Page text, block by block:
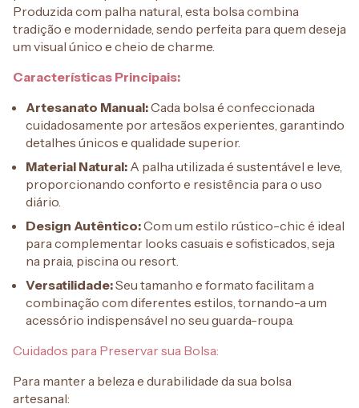
Produzida com palha natural, esta bolsa combina
tradição e modernidade, sendo perfeita para quem deseja
um visual único e cheio de charme.
Características Principais:
Artesanato Manual:Cada bolsa é confeccionada
cuidadosamente por artesãos experientes, garantindo
detalhes únicos e qualidade superior.
Material Natural: A palha utilizada é sustentável e leve,
proporcionando conforto e resistência para o uso
diário.
Design Autêntico:Com um estilo rústico-chic é ideal
para complementar looks casuais e sofisticados, seja
na praia, piscina ou resort.
Versatilidade:Seu tamanho e formato facilitam a
combinação com diferentes estilos, tornando-a um
acessório indispensável no seu guarda-roupa.
Cuidados para Preservar sua Bolsa:
Para manter a beleza e durabilidade da sua bolsa
artesanal: